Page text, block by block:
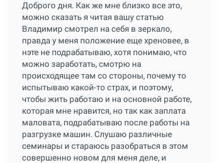
Доброго дня. Как же мне близко все это,
можно сказать я читая вашу статью
Владимир смотрел на себя в зеркало,
правда у меня положение еще хреновее, в
нэте не подрабатываю, хотя понимаю, что
можно заработать, смотрю на
происходящее там со стороны, почему то
испытываю какой-то страх, и поэтому,
чтобы жить работаю и на основной работе,
которая мне нравится, но так как заплата
маловата, подрабатываю после работы на
разгрузке машин. Слушаю различные
семинары и стараюсь разобраться в этом
совершенно новом для меня деле, и